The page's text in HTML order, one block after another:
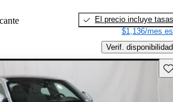
El precio incluye tasas
$1,136/mes
Verif. disponibilidad